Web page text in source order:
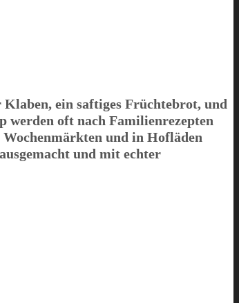
ein saftiges Früchtebrot, und
werden oft nach Familienrezepten
und in Hofläden
und mit echter